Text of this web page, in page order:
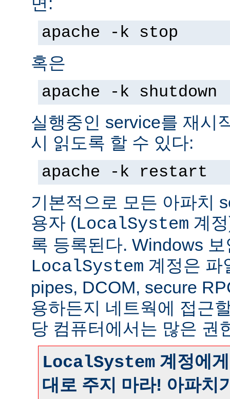
apache -k stop
혹은
apache -k shutdown
실행중인 service를 재시
시 읽도록 할 수 있다:
apache -k restart
기본적으로 모든 아파치
용자 (LocalSystem 계
록 등록된다. Windows
LocalSystem 계정은 파
pipes, DCOM, secure
용하든지 네트웍에 접근
당 컴퓨터에서는 많은 권
LocalSystem 계정에
대로 주지 마라! 아파치